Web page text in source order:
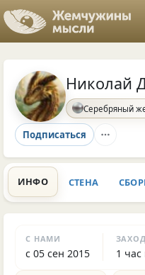
Николай
Серебряный
Подписаться
ИНФО СТЕНА
С НАМИ
с 05 сен 2015 1 час